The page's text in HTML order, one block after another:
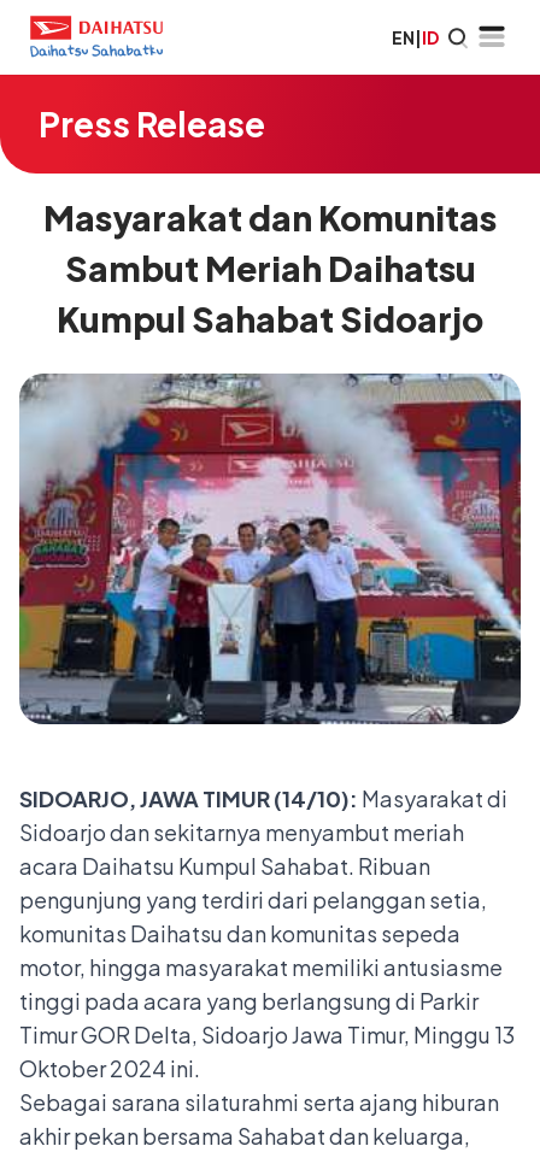
EN|ID
Press Release
Masyarakat dan Komunitas
Sambut Meriah Daihatsu
Kumpul Sahabat Sidoarjo
SIDOARJO, JAWA TIMUR (14/10): Masyarakat di
Sidoarjo dan sekitarnya menyambut meriah
acara Daihatsu Kumpul Sahabat. Ribuan
pengunjung yang terdiri dari pelanggan setia,
komunitas Daihatsu dan komunitas sepeda
motor, hingga masyarakat memiliki antusiasme
tinggi pada acara yang berlangsung di Parkir
Timur GOR Delta, Sidoarjo Jawa Timur, Minggu 13
Oktober 2024 ini.
Sebagai sarana silaturahmi serta ajang hiburan
akhir pekan bersama Sahabat dan keluarga,